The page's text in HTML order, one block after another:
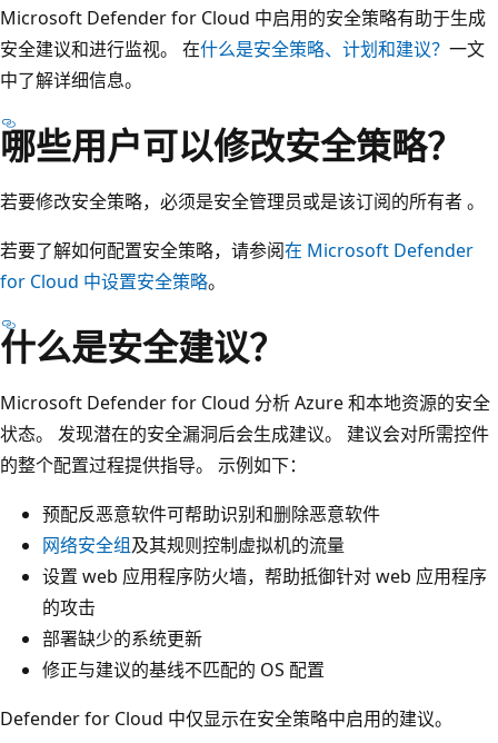
Microsoft Defender for Cloud 中启用的安全策略有助于生成
安全建议和进行监视。 在什么是安全策略、计划和建议？ 一文
中了解详细信息。
哪些用户可以修改安全策略？
若要修改安全策略，必须是安全管理员或是该订阅的所有者 。
若要了解如何配置安全策略，请参阅在 Microsoft Defender
for Cloud 中设置安全策略。
什么是安全建议？
Microsoft Defender for Cloud 分析 Azure 和本地资源的安全
状态。 发现潜在的安全漏洞后会生成建议。 建议会对所需控件
的整个配置过程提供指导。 示例如下：
预配反恶意软件可帮助识别和删除恶意软件
网络安全组及其规则控制虚拟机的流量
设置 web 应用程序防火墙，帮助抵御针对 web 应用程序
的攻击
部署缺少的系统更新
修正与建议的基线不匹配的 OS 配置
Defender for Cloud 中仅显示在安全策略中启用的建议。